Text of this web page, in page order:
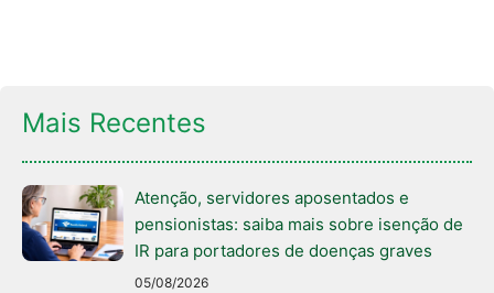
Mais Recentes
Atenção, servidores aposentados e
pensionistas: saiba mais sobre isenção de
IR para portadores de doenças graves
05/08/2026